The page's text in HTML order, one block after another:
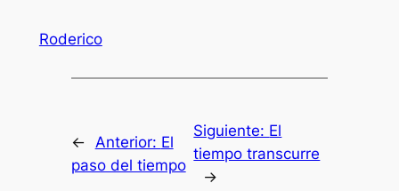
Roderico
← Anterior: El
paso del tiempo
Siguiente: El
tiempo transcurre
→